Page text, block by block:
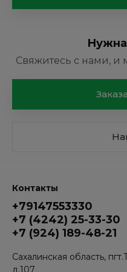
Свяжитесь с нами, и
Контакты
+79147553330
+7 (4242) 25-33-30
+7 (924) 189-48-21
Сахалинская область,
д.107